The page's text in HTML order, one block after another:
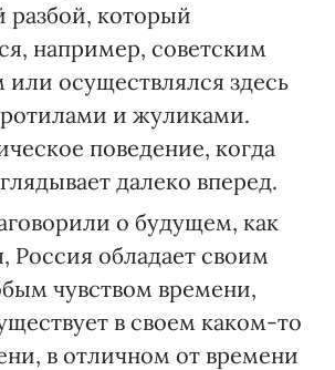
который
например, советским
или осуществлялся здесь
и жуликами.
поведение, когда
далеко вперед.
о будущем, как
Россия обладает своим
чувством времени,
в своем каком-то
в отличном от времени